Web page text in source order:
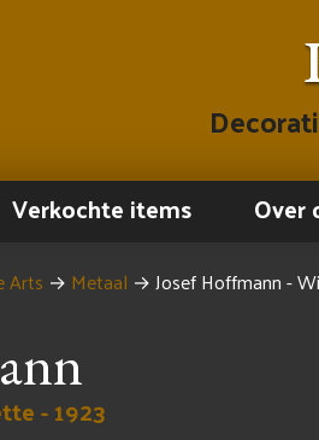
Verkochte items Over
Arts → Metaal →Josef Hoffmann -
- 1923